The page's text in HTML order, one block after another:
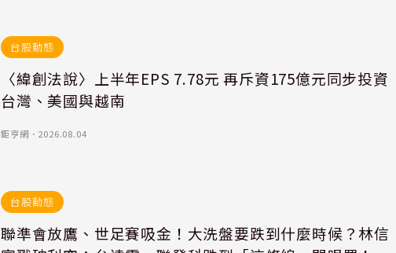
台股動態
〈緯創法說〉上半年EPS 7.78元 再斥資175億元同步投資
台灣、美國與越南
鉅亨網 ． 2026.08.04
台股動態
聯準會放鷹、世足賽吸金！大洗盤要跌到什麼時候？林信